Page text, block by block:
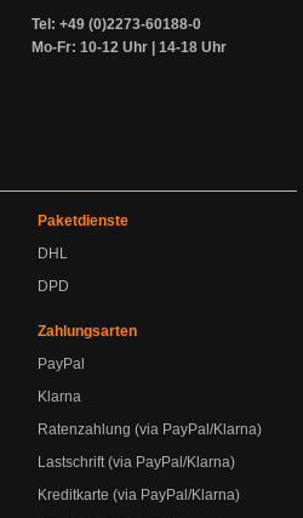
Tel: +49 (0)2273-60188-0
Mo-Fr: 10-12 Uhr | 14-18 Uhr
Paketdienste
DHL
DPD
Zahlungsarten
PayPal
Klarna
Ratenzahlung (via PayPal/Klarna)
Lastschrift (via PayPal/Klarna)
Kreditkarte (via PayPal/Klarna)